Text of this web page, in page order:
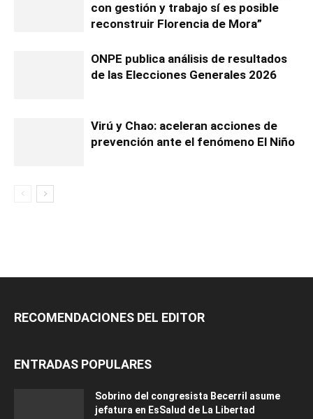
con gestión y trabajo sí es posible
reconstruir Florencia de Mora”
ONPE publica análisis de resultados
de las Elecciones Generales 2026
Virú y Chao: aceleran acciones de
prevención ante el fenómeno El Niño
RECOMENDACIONES DEL EDITOR
ENTRADAS POPULARES
Sobrino del congresista Becerril asume
jefatura en EsSalud de La Libertad